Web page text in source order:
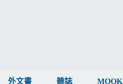
外文書 雜誌 MOOK